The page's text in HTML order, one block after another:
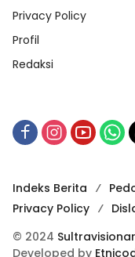
Privacy Policy
Profil
Redaksi
Indeks Berita
Privacy Policy
© 2024
Developed by